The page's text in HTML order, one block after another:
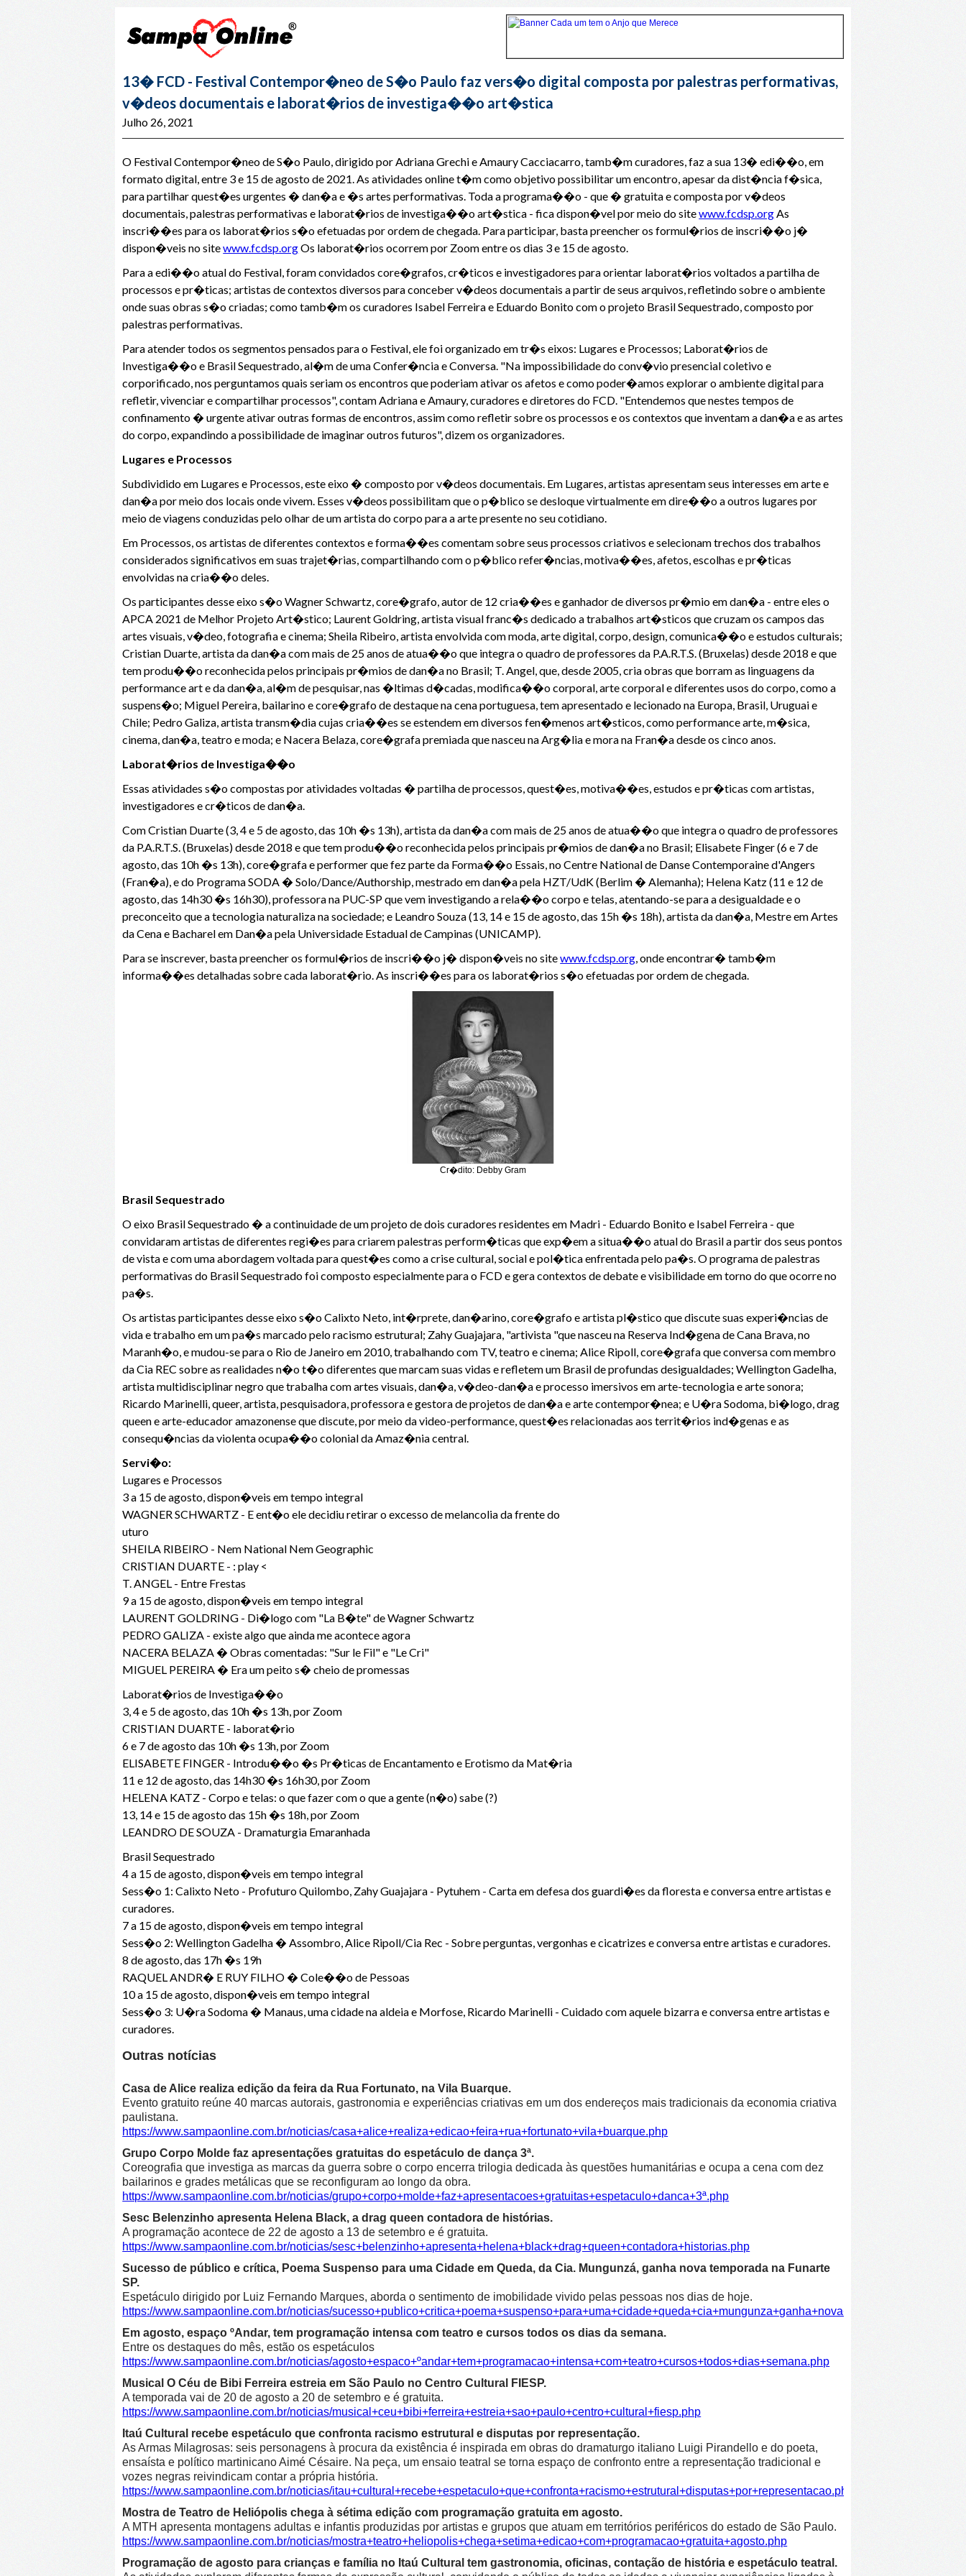
13� FCD - Festival Contempor�neo de S�o Paulo faz vers�o digital composta por palestras performativas,
v�deos documentais e laborat�rios de investiga��o art�stica
Julho 26, 2021
O Festival Contempor�neo de S�o Paulo, dirigido por Adriana Grechi e Amaury Cacciacarro, tamb�m curadores, faz a sua 13� edi��o, em
formato digital, entre 3 e 15 de agosto de 2021. As atividades online t�m como objetivo possibilitar um encontro, apesar da dist�ncia f�sica,
para partilhar quest�es urgentes � dan�a e �s artes performativas. Toda a programa��o - que � gratuita e composta por v�deos
documentais, palestras performativas e laborat�rios de investiga��o art�stica - fica dispon�vel por meio do sitewww.fcdsp.orgAs
inscri��es para os laborat�rios s�o efetuadas por ordem de chegada. Para participar, basta preencher os formul�rios de inscri��o j�
dispon�veis no sitewww.fcdsp.orgOs laborat�rios ocorrem por Zoom entre os dias 3 e 15 de agosto.
Para a edi��o atual do Festival, foram convidados core�grafos, cr�ticos e investigadores para orientar laborat�rios voltados a partilha de
processos e pr�ticas; artistas de contextos diversos para conceber v�deos documentais a partir de seus arquivos, refletindo sobre o ambiente
onde suas obras s�o criadas; como tamb�m os curadores Isabel Ferreira e Eduardo Bonito com o projeto Brasil Sequestrado, composto por
palestras performativas.
Para atender todos os segmentos pensados para o Festival, ele foi organizado em tr�s eixos: Lugares e Processos; Laborat�rios de
Investiga��o e Brasil Sequestrado, al�m de uma Confer�ncia e Conversa. "Na impossibilidade do conv�vio presencial coletivo e
corporificado, nos perguntamos quais seriam os encontros que poderiam ativar os afetos e como poder�amos explorar o ambiente digital para
refletir, vivenciar e compartilhar processos", contam Adriana e Amaury, curadores e diretores do FCD. "Entendemos que nestes tempos de
confinamento � urgente ativar outras formas de encontros, assim como refletir sobre os processos e os contextos que inventam a dan�a e as artes
do corpo, expandindo a possibilidade de imaginar outros futuros", dizem os organizadores.
Lugares e Processos
Subdividido em Lugares e Processos, este eixo � composto por v�deos documentais. Em Lugares, artistas apresentam seus interesses em arte e
dan�a por meio dos locais onde vivem. Esses v�deos possibilitam que o p�blico se desloque virtualmente em dire��o a outros lugares por
meio de viagens conduzidas pelo olhar de um artista do corpo para a arte presente no seu cotidiano.
Em Processos, os artistas de diferentes contextos e forma��es comentam sobre seus processos criativos e selecionam trechos dos trabalhos
considerados significativos em suas trajet�rias, compartilhando com o p�blico refer�ncias, motiva��es, afetos, escolhas e pr�ticas
envolvidas na cria��o deles.
Os participantes desse eixo s�o Wagner Schwartz, core�grafo, autor de 12 cria��es e ganhador de diversos pr�mio em dan�a - entre eles o
APCA 2021 de Melhor Projeto Art�stico; Laurent Goldring, artista visual franc�s dedicado a trabalhos art�sticos que cruzam os campos das
artes visuais, v�deo, fotografia e cinema; Sheila Ribeiro, artista envolvida com moda, arte digital, corpo, design, comunica��o e estudos culturais;
Cristian Duarte, artista da dan�a com mais de 25 anos de atua��o que integra o quadro de professores da P.A.R.T.S. (Bruxelas) desde 2018 e que
tem produ��o reconhecida pelos principais pr�mios de dan�a no Brasil; T. Angel, que, desde 2005, cria obras que borram as linguagens da
performance art e da dan�a, al�m de pesquisar, nas �ltimas d�cadas, modifica��o corporal, arte corporal e diferentes usos do corpo, como a
suspens�o; Miguel Pereira, bailarino e core�grafo de destaque na cena portuguesa, tem apresentado e lecionado na Europa, Brasil, Uruguai e
Chile; Pedro Galiza, artista transm�dia cujas cria��es se estendem em diversos fen�menos art�sticos, como performance arte, m�sica,
cinema, dan�a, teatro e moda; e Nacera Belaza, core�grafa premiada que nasceu na Arg�lia e mora na Fran�a desde os cinco anos.
Laborat�rios de Investiga��o
Essas atividades s�o compostas por atividades voltadas � partilha de processos, quest�es, motiva��es, estudos e pr�ticas com artistas,
investigadores e cr�ticos de dan�a.
Com Cristian Duarte (3, 4 e 5 de agosto, das 10h �s 13h), artista da dan�a com mais de 25 anos de atua��o que integra o quadro de professores
da P.A.R.T.S. (Bruxelas) desde 2018 e que tem produ��o reconhecida pelos principais pr�mios de dan�a no Brasil; Elisabete Finger (6 e 7 de
agosto, das 10h �s 13h), core�grafa e performer que fez parte da Forma��o Essais, no Centre National de Danse Contemporaine d'Angers
(Fran�a), e do Programa SODA � Solo/Dance/Authorship, mestrado em dan�a pela HZT/UdK (Berlim � Alemanha); Helena Katz (11 e 12 de
agosto, das 14h30 �s 16h30), professora na PUC-SP que vem investigando a rela��o corpo e telas, atentando-se para a desigualdade e o
preconceito que a tecnologia naturaliza na sociedade; e Leandro Souza (13, 14 e 15 de agosto, das 15h �s 18h), artista da dan�a, Mestre em Artes
da Cena e Bacharel em Dan�a pela Universidade Estadual de Campinas (UNICAMP).
Para se inscrever, basta preencher os formul�rios de inscri��o j� dispon�veis no sitewww.fcdsp.org, onde encontrar� tamb�m
informa��es detalhadas sobre cada laborat�rio. As inscri��es para os laborat�rios s�o efetuadas por ordem de chegada.
Cr�dito: Debby Gram
Brasil Sequestrado
O eixo Brasil Sequestrado � a continuidade de um projeto de dois curadores residentes em Madri - Eduardo Bonito e Isabel Ferreira - que
convidaram artistas de diferentes regi�es para criarem palestras perform�ticas que exp�em a situa��o atual do Brasil a partir dos seus pontos
de vista e com uma abordagem voltada para quest�es como a crise cultural, social e pol�tica enfrentada pelo pa�s. O programa de palestras
performativas do Brasil Sequestrado foi composto especialmente para o FCD e gera contextos de debate e visibilidade em torno do que ocorre no
pa�s.
Os artistas participantes desse eixo s�o Calixto Neto, int�rprete, dan�arino, core�grafo e artista pl�stico que discute suas experi�ncias de
vida e trabalho em um pa�s marcado pelo racismo estrutural; Zahy Guajajara, "artivista "que nasceu na Reserva Ind�gena de Cana Brava, no
Maranh�o, e mudou-se para o Rio de Janeiro em 2010, trabalhando com TV, teatro e cinema; Alice Ripoll, core�grafa que conversa com membro
da Cia REC sobre as realidades n�o t�o diferentes que marcam suas vidas e refletem um Brasil de profundas desigualdades; Wellington Gadelha,
artista multidisciplinar negro que trabalha com artes visuais, dan�a, v�deo-dan�a e processo imersivos em arte-tecnologia e arte sonora;
Ricardo Marinelli, queer, artista, pesquisadora, professora e gestora de projetos de dan�a e arte contempor�nea; e U�ra Sodoma, bi�logo, drag
queen e arte-educador amazonense que discute, por meio da video-performance, quest�es relacionadas aos territ�rios ind�genas e as
consequ�ncias da violenta ocupa��o colonial da Amaz�nia central.
Servi�o:
Lugares e Processos
3 a 15 de agosto, dispon�veis em tempo integral
WAGNER SCHWARTZ - E ent�o ele decidiu retirar o excesso de melancolia da frente do
uturo
SHEILA RIBEIRO - Nem National Nem Geographic
CRISTIAN DUARTE - : play <
T. ANGEL - Entre Frestas
9 a 15 de agosto, dispon�veis em tempo integral
LAURENT GOLDRING - Di�logo com "La B�te" de Wagner Schwartz
PEDRO GALIZA - existe algo que ainda me acontece agora
NACERA BELAZA � Obras comentadas: "Sur le Fil" e "Le Cri"
MIGUEL PEREIRA � Era um peito s� cheio de promessas
Laborat�rios de Investiga��o
3, 4 e 5 de agosto, das 10h �s 13h, por Zoom
CRISTIAN DUARTE - laborat�rio
6 e 7 de agosto das 10h �s 13h, por Zoom
ELISABETE FINGER - Introdu��o �s Pr�ticas de Encantamento e Erotismo da Mat�ria
11 e 12 de agosto, das 14h30 �s 16h30, por Zoom
HELENA KATZ - Corpo e telas: o que fazer com o que a gente (n�o) sabe (?)
13, 14 e 15 de agosto das 15h �s 18h, por Zoom
LEANDRO DE SOUZA - Dramaturgia Emaranhada
Brasil Sequestrado
4 a 15 de agosto, dispon�veis em tempo integral
Sess�o 1: Calixto Neto - Profuturo Quilombo, Zahy Guajajara - Pytuhem - Carta em defesa dos guardi�es da floresta e conversa entre artistas e
curadores.
7 a 15 de agosto, dispon�veis em tempo integral
Sess�o 2: Wellington Gadelha � Assombro, Alice Ripoll/Cia Rec - Sobre perguntas, vergonhas e cicatrizes e conversa entre artistas e curadores.
8 de agosto, das 17h �s 19h
RAQUEL ANDR� E RUY FILHO � Cole��o de Pessoas
10 a 15 de agosto, dispon�veis em tempo integral
Sess�o 3: U�ra Sodoma � Manaus, uma cidade na aldeia e Morfose, Ricardo Marinelli - Cuidado com aquele bizarra e conversa entre artistas e
curadores.
Outras notícias
Casa de Alice realiza edição da feira da Rua Fortunato, na Vila Buarque.
Evento gratuito reúne 40 marcas autorais, gastronomia e experiências criativas em um dos endereços mais tradicionais da economia criativa
paulistana.
https://www.sampaonline.com.br/noticias/casa+alice+realiza+edicao+feira+rua+fortunato+vila+buarque.php
Grupo Corpo Molde faz apresentações gratuitas do espetáculo de dança 3ª.
Coreografia que investiga as marcas da guerra sobre o corpo encerra trilogia dedicada às questões humanitárias e ocupa a cena com dez
bailarinos e grades metálicas que se reconfiguram ao longo da obra.
https://www.sampaonline.com.br/noticias/grupo+corpo+molde+faz+apresentacoes+gratuitas+espetaculo+danca+3ª.php
Sesc Belenzinho apresenta Helena Black, a drag queen contadora de histórias.
A programação acontece de 22 de agosto a 13 de setembro e é gratuita.
https://www.sampaonline.com.br/noticias/sesc+belenzinho+apresenta+helena+black+drag+queen+contadora+historias.php
Sucesso de público e crítica, Poema Suspenso para uma Cidade em Queda, da Cia. Mungunzá, ganha nova temporada na Funarte
SP.
Espetáculo dirigido por Luiz Fernando Marques, aborda o sentimento de imobilidade vivido pelas pessoas nos dias de hoje.
https://www.sampaonline.com.br/noticias/
Em agosto, espaço ºAndar, tem programação intensa com teatro e cursos todos os dias da semana.
Entre os destaques do mês, estão os espetáculos
https://www.sampaonline.com.br/noticias/agosto+espaco+ºandar+tem+programacao+intensa+com+teatro+cursos+todos+dias+semana.php
Musical O Céu de Bibi Ferreira estreia em São Paulo no Centro Cultural FIESP.
A temporada vai de 20 de agosto a 20 de setembro e é gratuita.
https://www.sampaonline.com.br/noticias/musical+ceu+bibi+ferreira+estreia+sao+paulo+centro+cultural+fiesp.php
Itaú Cultural recebe espetáculo que confronta racismo estrutural e disputas por representação.
As Armas Milagrosas: seis personagens à procura da existência é inspirada em obras do dramaturgo italiano Luigi Pirandello e do poeta,
ensaísta e político martinicano Aimé Césaire. Na peça, um ensaio teatral se torna espaço de confronto entre a representação tradicional e
vozes negras reivindicam contar a própria história.
https://www.sampaonline.com.br/noticias/itau+cultural+recebe+espetaculo+que+confronta+racismo+estrutural+disputas+por+representacao.php
Mostra de Teatro de Heliópolis chega à sétima edição com programação gratuita em agosto.
A MTH apresenta montagens adultas e infantis produzidas por artistas e grupos que atuam em territórios periféricos do estado de São Paulo.
https://www.sampaonline.com.br/noticias/mostra+teatro+heliopolis+chega+setima+edicao+com+programacao+gratuita+agosto.php
Programação de agosto para crianças e família no Itaú Cultural tem gastronomia, oficinas, contação de história e espetáculo teatral.